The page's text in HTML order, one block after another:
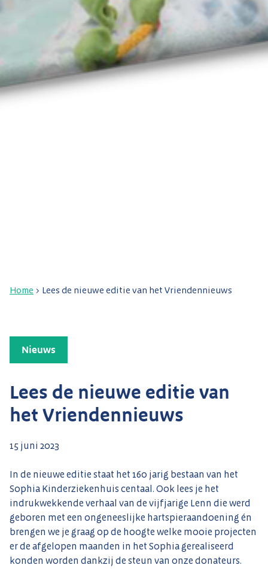
Home > Lees de nieuwe editie van het Vriendennieuws
Nieuws
Lees de nieuwe editie van
het Vriendennieuws
15 juni 2023
In de nieuwe editie staat het 160 jarig bestaan van het
Sophia Kinderziekenhuis centaal. Ook lees je het
indrukwekkende verhaal van de vijfjarige Lenn die werd
geboren met een ongeneeslijke hartspieraandoening én
brengen we je graag op de hoogte welke mooie projecten
er de afgelopen maanden in het Sophia gerealiseerd
konden worden dankzij de steun van onze donateurs.